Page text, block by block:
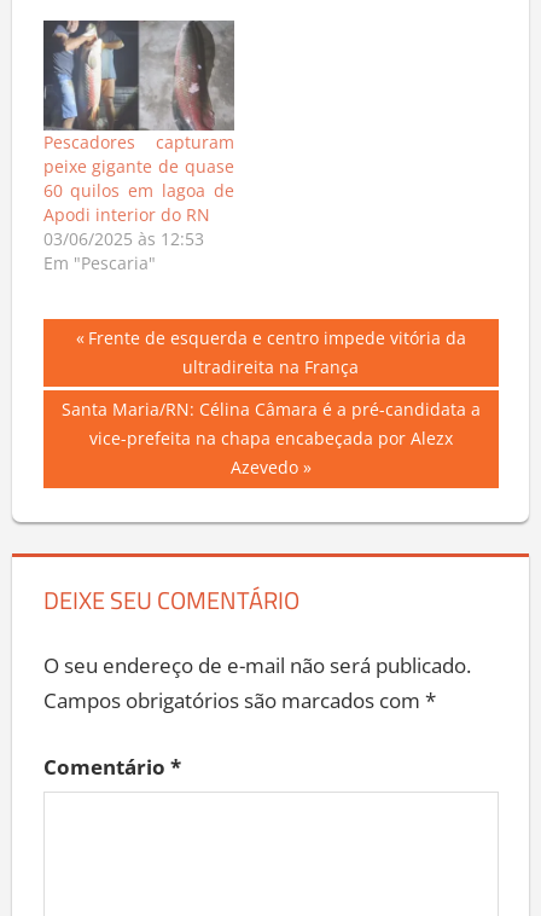
Pescadores capturam
peixe gigante de quase
60 quilos em lagoa de
Apodi interior do RN
03/06/2025 às 12:53
Em "Pescaria"
Navegação
de
Post
Previous
Frente de esquerda e centro impede vitória da
ultradireita na França
Next
Post:
Santa Maria/RN: Célina Câmara é a pré-candidata a
vice-prefeita na chapa encabeçada por Alezx
Azevedo
DEIXE SEU COMENTÁRIO
O seu endereço de e-mail não será publicado.
Campos obrigatórios são marcados com *
Comentário *